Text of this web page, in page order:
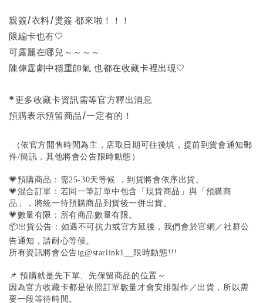
親簽/衣料/燙簽 都來啦！！！
限編卡也有🤍
可露麗在哪兒～～～～
陳偉霆劇中穩重帥氣 也都在收藏卡裡出現🤍
*更多收藏卡資訊需等官方釋出消息
預購表示預留商品/一定有的！
·（依官方開售時間為主，店取日期可往後填，提前到貨會通知郵
件/簡訊，其他將會公告限時動態）
💗預購商品：需25-30天等候 ，到貨將會依序出貨。
💗混合訂單：若同一筆訂單中包含「現貨商品」與「預購商
品」，將統一待預購商品到貨後一併出貨。
💗數量有限：所有商品數量有限。
📦出貨公告：如遇不可抗力或官方延後，我們會於官網／社群公
告通知，請耐心等候。
所有資訊將會公告ig@starlink1__限時動態!!!
📌 預購就是先下單、先保留商品的位置～
因為官方收藏卡都是依照訂單數量才會安排製作／出貨，所以需
要一段等待時間。